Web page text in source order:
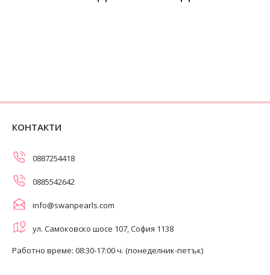
КОНТАКТИ
0887254418
0885542642
info@swanpearls.com
ул. Самоковско шосе 107, София 1138
Работно време: 08:30-17:00 ч. (понеделник-петък)